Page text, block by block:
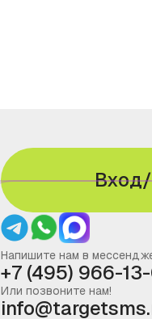
Вход/
Напишите нам в
+7 (495) 966-
Или позвоните нам!